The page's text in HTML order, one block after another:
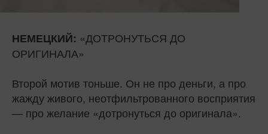
НЕМЕЦКИЙ: «ДОТРОНУТЬСЯ ДО
ОРИГИНАЛА»
Второй мотив тоньше. Он не про деньги, а про
жажду живого, неотфильтрованного восприятия
— про желание «дотронуться до оригинала».